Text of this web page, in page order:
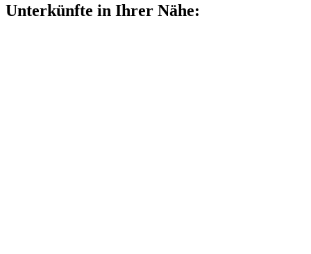
Unterkünfte in Ihrer Nähe: